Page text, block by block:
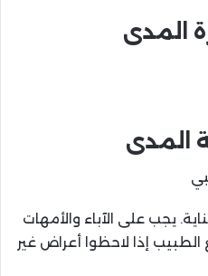
المدى
المدى
يجب على الآباء والأمهات
إذا لاحظوا أعراض غير